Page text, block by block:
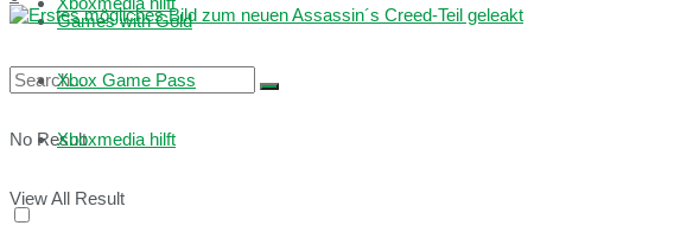
No Result
View All Result
Games with Gold
Xbox Game Pass
Xboxmedia hilft